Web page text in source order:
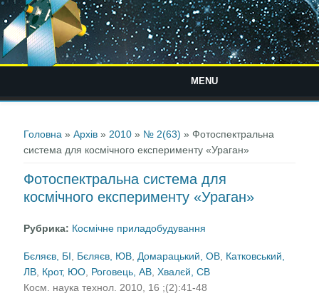
MENU
Головна »Архів » 2010 » № 2(63) » Фотоспектральна
система для космічного експерименту «Ураган»
Фотоспектральна система для
космічного експерименту «Ураган»
Рубрика: Космічне приладобудування
Бєляєв, БІ Бєляєв, ЮВ Домарацький, ОВ Катковський,
ЛВ Крот, ЮО Роговець, АВ ,Хвалєй, СВ
Косм. наука технол. 2010, 16 ;(2):41-48